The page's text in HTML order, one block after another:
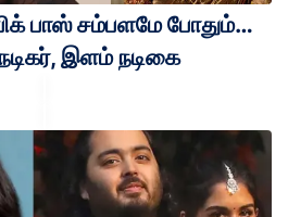
பாஸ் சம்பளமே போதும்…
இளம் நடிகை